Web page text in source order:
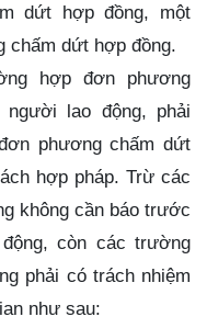
dứt hợp đồng, một
chấm dứt hợp đồng.
hợp đơn phương
lao động, phải
phương chấm dứt
hợp pháp. Trừ các
không cần báo trước
còn các trường
phải có trách nhiệm
như sau: